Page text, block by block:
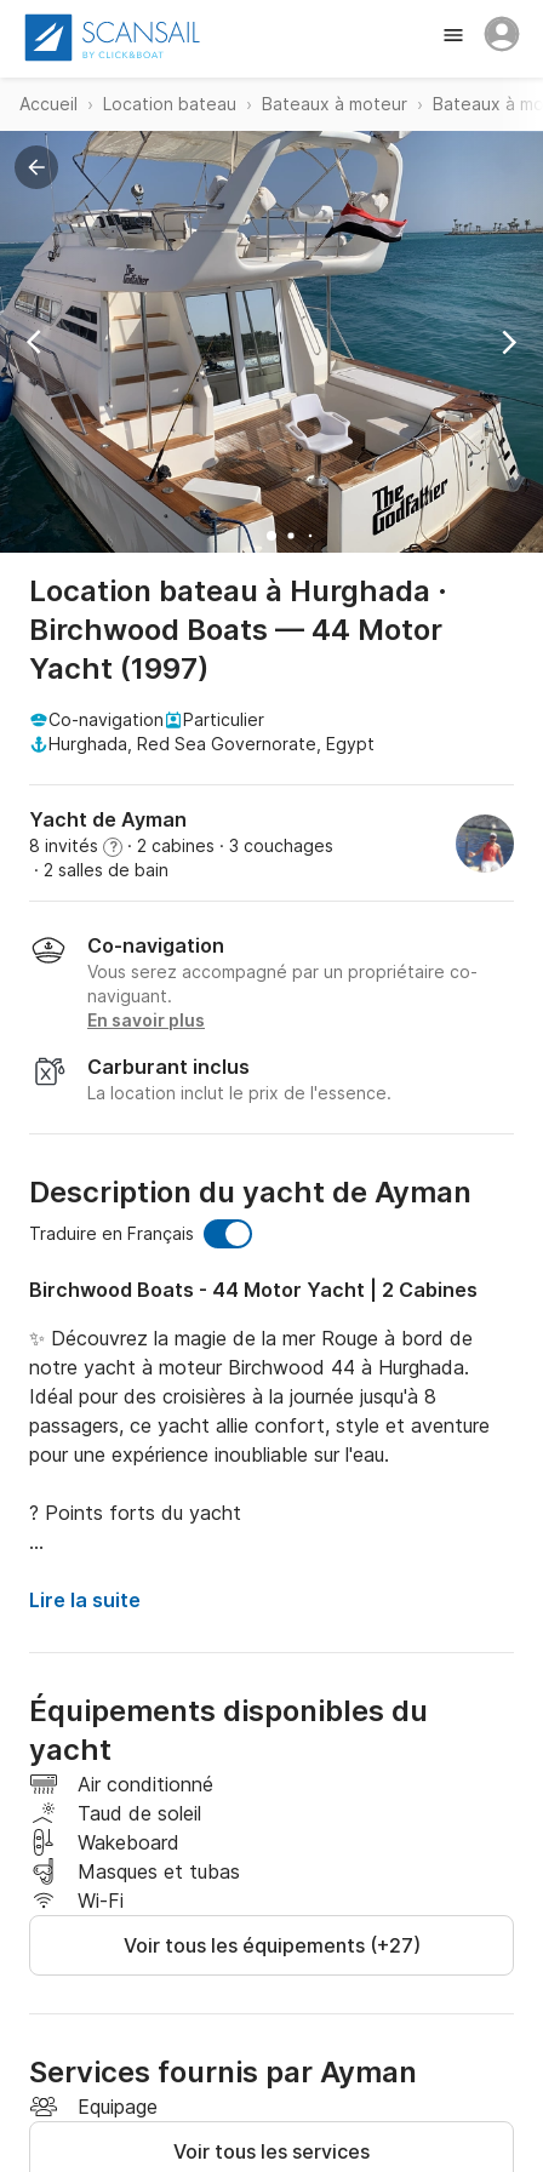
Accueil Location bateau Bateaux à moteur Bateaux à
Location bateau à Hurghada ·
Birchwood Boats — 44 Motor
Yacht (1997)
Co-navigation
Particulier
Hurghada, Red Sea Governorate, Egypt
Yacht de Ayman
8 invités ? · 2 cabines · 3 couchages
· 2 salles de bain
Co-navigation
Vous serez accompagné par un propriétaire co-
naviguant.
En savoir plus
Carburant inclus
La location inclut le prix de l'essence.
Description du yacht de Ayman
Traduire en Français
Birchwood Boats - 44 Motor Yacht | 2 Cabines
✨ Découvrez la magie de la mer Rouge à bord de
notre yacht à moteur Birchwood 44 à Hurghada.
Idéal pour des croisières à la journée jusqu'à 8
passagers, ce yacht allie confort, style et aventure
pour une expérience inoubliable sur l'eau.
?️ Points forts du yacht
Matériel de plongée et de pêche inclus
Climatisation complète pour votre confort
? Expériences à découvrir
Plongée avec tuba aux îles Magawish ou Giftun
Croisières relaxantes
Découvrez des îles cachées et des plages cachées
? Départ
Lire la suite
Équipements disponibles du
yacht
Air conditionné
Taud de soleil
Wakeboard
Masques et tubas
Wi-Fi
Voir tous les équipements (+27)
Services fournis par Ayman
Equipage
Voir tous les services